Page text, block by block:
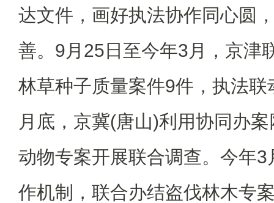
达文件，画好执法协作同心圆
善。9月25日至今年3月，京津
林草种子质量案件9件，执法
月底，京冀(唐山)利用协同办
动物专案开展联合调查。今年
作机制，联合办结盗伐林木专